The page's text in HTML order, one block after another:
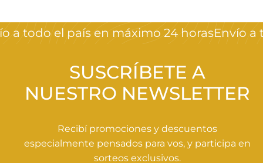
a todo el país en máximo 24 horasEnvío a
SUSCRÍBETE A
NUESTRO NEWSLETTER
Recibí promociones y descuentos
especialmente pensados para vos, y participa en
sorteos exclusivos.